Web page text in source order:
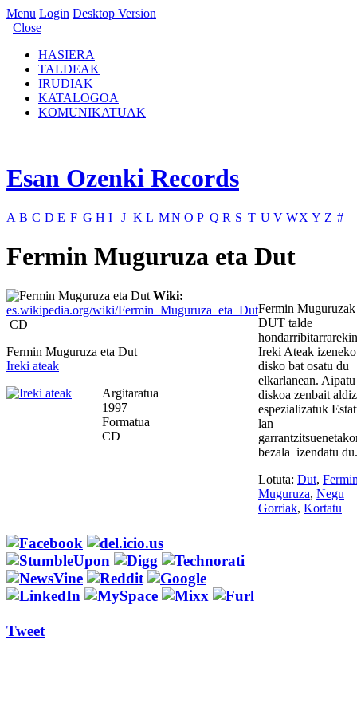
Menu Login Desktop Version
Close
HASIERA
TALDEAK
IRUDIAK
KATALOGOA
KOMUNIKATUAK
Esan Ozenki Records
A B C D E F G H I J K L MN O P Q R S T U V WX Y Z #
Fermin Muguruza eta Dut
Wiki:
es.wikipedia.org/wiki/Fermin_Muguruza_eta_Dut
CD
Fermin Muguruza eta Dut
Ireki ateak
Argitaratua
1997
Formatua
CD
Tweet
Fermin Muguruzak
DUT talde
hondarribitarrarekin
Ireki Ateak izeneko
disko bat osatu du
elkarlanean. Aipatu
diskoa zenbait
espezializatuk
lan
bezala izendatu du.
Lotuta: Dut,
Muguruza, Negu
Gorriak, Kortatu